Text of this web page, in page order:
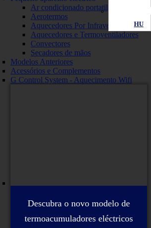
HU
Ar condicionado portatil
Aerotermos
Aquecedores Por Infravermelhos
Aquecedores e Termoventiladores
Convectores
Secadores de mãos
Modelos Anteriores
Acessórios e Complementos
G Control System - Aquecimento Wifi
Descubra o novo modelo de
termoacumuladores eléctricos